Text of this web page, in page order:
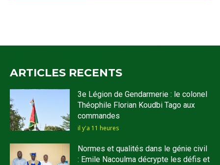
ARTICLES RECENTS
3e Légion de Gendarmerie : le colonel
Théophile Florian Koudbi Tago aux
commandes
il y'a 11 heures
Normes et qualités dans le génie civil
: Emile Nacoulma décrypte les défis et